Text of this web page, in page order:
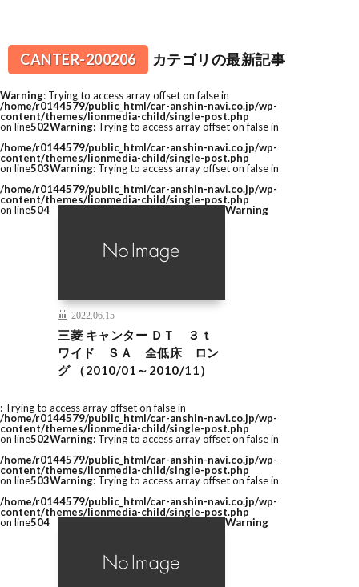
CANTER-200206 カテゴリの最新記事
Warning: Trying to access array offset on false in
/home/r0144579/public_html/car-anshin-navi.co.jp/wp-
content/themes/lionmedia-child/single-post.php
on line502Warning: Trying to access array offset on false in
/home/r0144579/public_html/car-anshin-navi.co.jp/wp-
content/themes/lionmedia-child/single-post.php
on line503Warning: Trying to access array offset on false in
/home/r0144579/public_html/car-anshin-navi.co.jp/wp-
content/themes/lionmedia-child/single-post.php
on line504
2022.06.15
三菱 キャンター ＤＴ ３ｔ
ワイド ＳＡ 全低床 ロン
グ （2010/01～2010/11）
Warning
: Trying to access array offset on false in
/home/r0144579/public_html/car-anshin-navi.co.jp/wp-
content/themes/lionmedia-child/single-post.php
on line502Warning: Trying to access array offset on false in
/home/r0144579/public_html/car-anshin-navi.co.jp/wp-
content/themes/lionmedia-child/single-post.php
on line503Warning: Trying to access array offset on false in
/home/r0144579/public_html/car-anshin-navi.co.jp/wp-
content/themes/lionmedia-child/single-post.php
on line504 Warning